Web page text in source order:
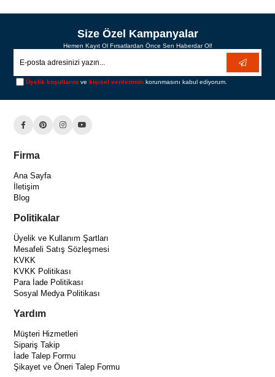
Size Özel Kampanyalar
Hemen Kayıt Ol Fırsatlardan Önce Sen Haberdar Ol!
Üyelik koşullarını vekişisel verilerimin korunmasını kabul ediyorum.
Firma
Ana Sayfa
İletişim
Blog
Politikalar
Üyelik ve Kullanım Şartları
Mesafeli Satış Sözleşmesi
KVKK
KVKK Politikası
Para İade Politikası
Sosyal Medya Politikası
Yardım
Müşteri Hizmetleri
Sipariş Takip
İade Talep Formu
Şikayet ve Öneri Talep Formu